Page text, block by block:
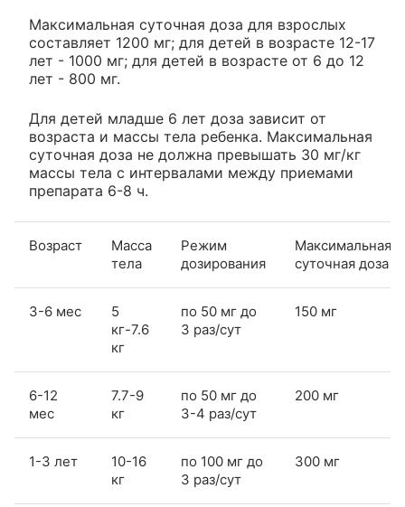
Максимальная суточная доза для взрослых
составляет 1200 мг; для детей в возрасте 12-17
лет - 1000 мг; для детей в возрасте от 6 до 12
лет - 800 мг.
Для детей младше 6 лет доза зависит от
возраста и массы тела ребенка. Максимальная
суточная доза не должна превышать 30 мг/кг
массы тела c интервалами между приемами
препарата 6-8 ч.
Возраст
Масса
тела
Режим
дозирования
Максимальная
суточная доза
3-6 мес
5
кг-7.6
кг
по 50 мг до
3 раз/сут
150 мг
6-12
мес
7.7-9
кг
по 50 мг до
3-4 раз/сут
200 мг
1-3 лет
10-16
кг
по 100 мг до
3 раз/сут
300 мг